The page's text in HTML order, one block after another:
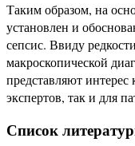
Таким образом, на
установлен и
сепсис. Ввиду
макроскопической
представляют
экспертов, так и для
Список